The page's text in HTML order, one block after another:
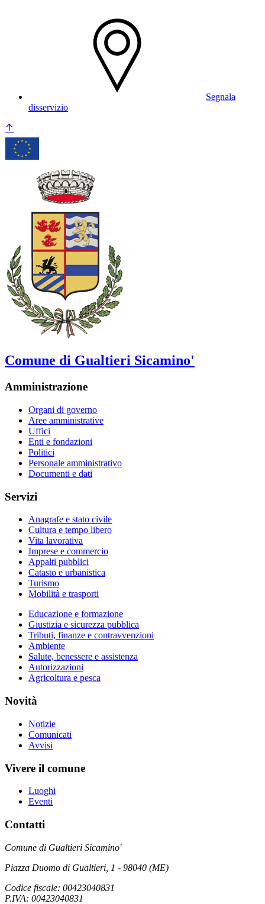
Segnala
disservizio
Comune di Gualtieri Sicamino'
Amministrazione
Organi di governo
Aree amministrative
Uffici
Enti e fondazioni
Politici
Personale amministrativo
Documenti e dati
Servizi
Anagrafe e stato civile
Cultura e tempo libero
Vita lavorativa
Imprese e commercio
Appalti pubblici
Catasto e urbanistica
Turismo
Mobilità e trasporti
Educazione e formazione
Giustizia e sicurezza pubblica
Tributi, finanze e contravvenzioni
Ambiente
Salute, benessere e assistenza
Autorizzazioni
Agricoltura e pesca
Novità
Notizie
Comunicati
Avvisi
Vivere il comune
Luoghi
Eventi
Contatti
Comune di Gualtieri Sicamino'
Piazza Duomo di Gualtieri, 1 - 98040 (ME)
Codice fiscale: 00423040831
P.IVA: 00423040831